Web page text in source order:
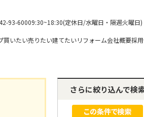
93-60009:30~18:30(定休日/水曜日・隔週火曜日)
買いたい売りたい建てたいリフォーム会社概要採
会員登録
さらに絞り込んで検